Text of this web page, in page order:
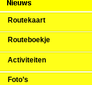
Routekaart
Routeboekje
Activiteiten
Foto’s